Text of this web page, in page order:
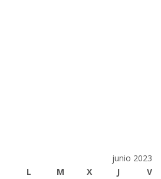
junio 2023
L
M X J V